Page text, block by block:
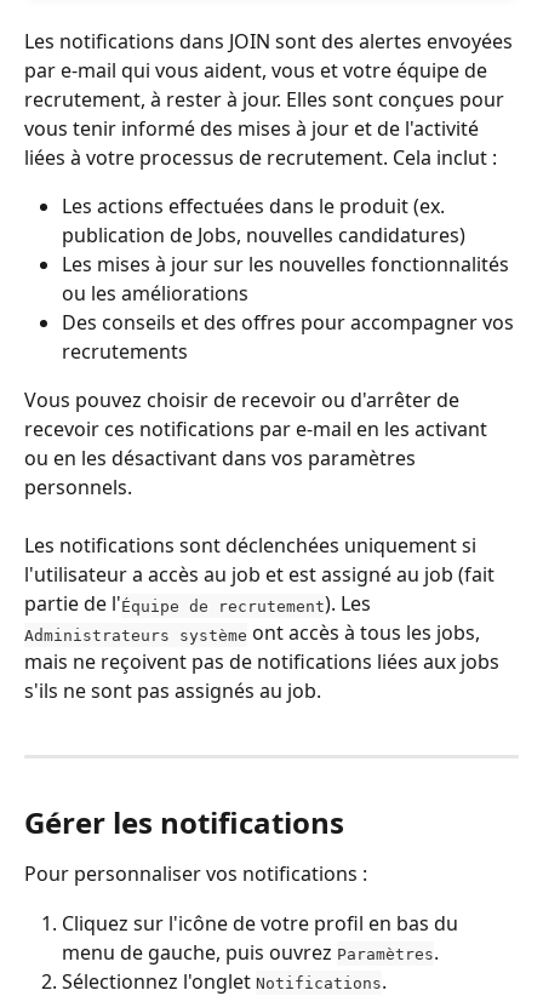
Les notifications dans JOIN sont des alertes envoyées
par e-mail qui vous aident, vous et votre équipe de
recrutement, à rester à jour. Elles sont conçues pour
vous tenir informé des mises à jour et de l'activité
liées à votre processus de recrutement. Cela inclut :
Les actions effectuées dans le produit (ex.
publication de Jobs, nouvelles candidatures)
Les mises à jour sur les nouvelles fonctionnalités
ou les améliorations
Des conseils et des offres pour accompagner vos
recrutements
Vous pouvez choisir de recevoir ou d'arrêter de
recevoir ces notifications par e-mail en les activant
ou en les désactivant dans vos paramètres
personnels.
Les notifications sont déclenchées uniquement si
l'utilisateur a accès au job et est assigné au job (fait
partie de l'Équipe de recrutement). Les
Administrateurs système ont accès à tous les jobs,
mais ne reçoivent pas de notifications liées aux jobs
s'ils ne sont pas assignés au job.
Gérer les notifications
Pour personnaliser vos notifications :
Cliquez sur l'icône de votre profil en bas du
menu de gauche, puis ouvrez Paramètres.
Sélectionnez l'onglet Notifications.